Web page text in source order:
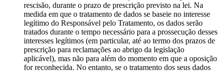
rescisão, durante o prazo de prescrição previsto na lei. Na
medida em que o tratamento de dados se baseie no interesse
legítimo do Responsável pelo Tratamento, os dados serão
tratados durante o tempo necessário para a prossecução desses
interesses legítimos (em particular, até ao termo dos prazos de
prescrição para reclamações ao abrigo da legislação
aplicável), mas não para além do momento em que a oposição
for reconhecida. No entanto, se o tratamento dos seus dados